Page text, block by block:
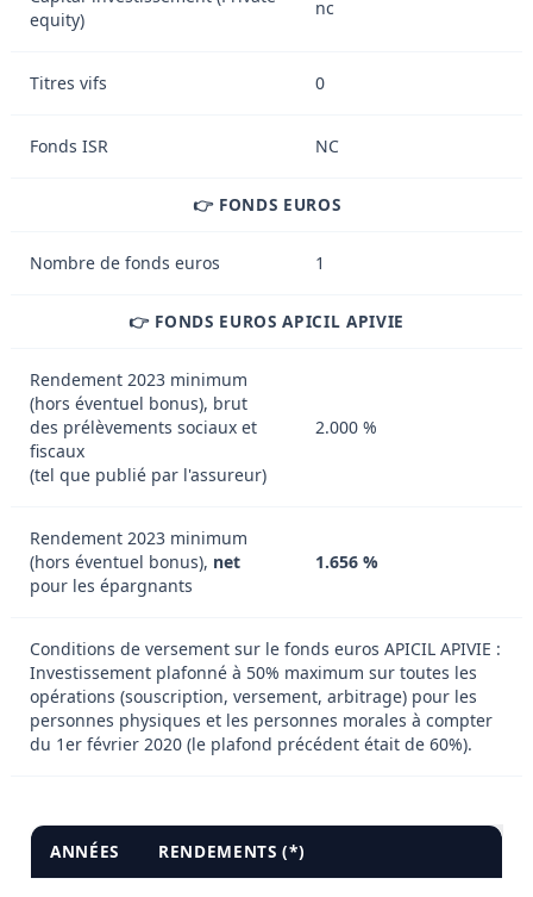
equity)
nc
Titres vifs 0
Fonds ISR NC
👉 FONDS EUROS
Nombre de fonds euros 1
👉 FONDS EUROS APICIL APIVIE
Rendement 2023 minimum
(hors éventuel bonus), brut
des prélèvements sociaux et
fiscaux
(tel que publié par l'assureur)
2.000 %
Rendement 2023 minimum
(hors éventuel bonus), net
pour les épargnants
1.656 %
Conditions de versement sur le fonds euros APICIL APIVIE :
Investissement plafonné à 50% maximum sur toutes les
opérations (souscription, versement, arbitrage) pour les
personnes physiques et les personnes morales à compter
du 1er février 2020 (le plafond précédent était de 60%).
ANNÉES RENDEMENTS (*)